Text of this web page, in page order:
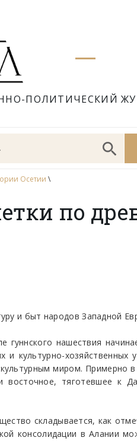
ПОЛИТИЧЕСКИЙ
Осетии \
по
и быт народов Западной
гуннского нашествия
и культурно-
миром.
восточное, тяготевшее к
складывается, как
консолидации в Алании